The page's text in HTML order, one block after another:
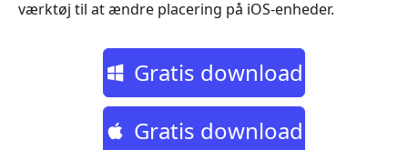
værktøj til at ændre placering på iOS-enheder.
Gratis download
Gratis download